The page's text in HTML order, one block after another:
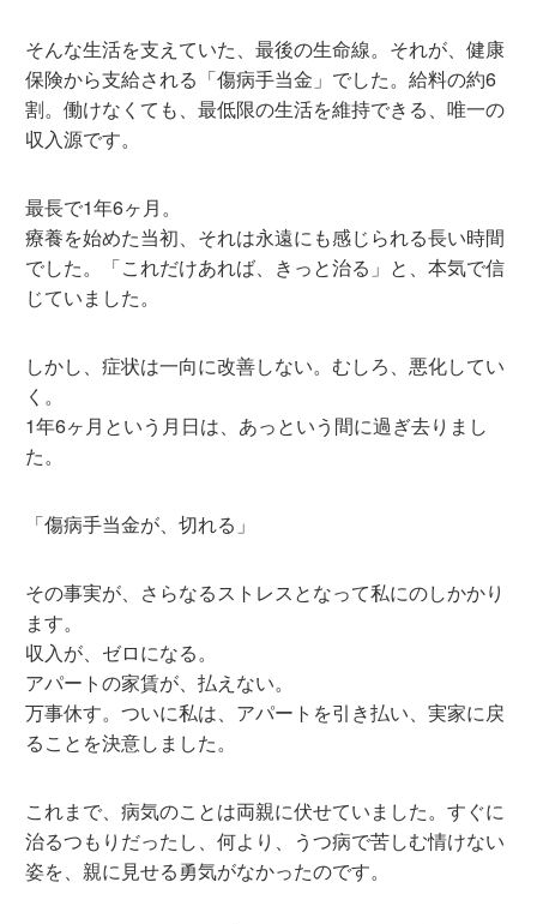
そんな生活を支えていた、最後の生命線。それが、健康
保険から支給される「傷病手当金」でした。給料の約6
割。働けなくても、最低限の生活を維持できる、唯一の
収入源です。
最長で1年6ヶ月。
療養を始めた当初、それは永遠にも感じられる長い時間
でした。「これだけあれば、きっと治る」と、本気で信
じていました。
しかし、症状は一向に改善しない。むしろ、悪化してい
く。
1年6ヶ月という月日は、あっという間に過ぎ去りまし
た。
「傷病手当金が、切れる」
その事実が、さらなるストレスとなって私にのしかかり
ます。
収入が、ゼロになる。
アパートの家賃が、払えない。
万事休す。ついに私は、アパートを引き払い、実家に戻
ることを決意しました。
これまで、病気のことは両親に伏せていました。すぐに
治るつもりだったし、何より、うつ病で苦しむ情けない
姿を、親に見せる勇気がなかったのです。